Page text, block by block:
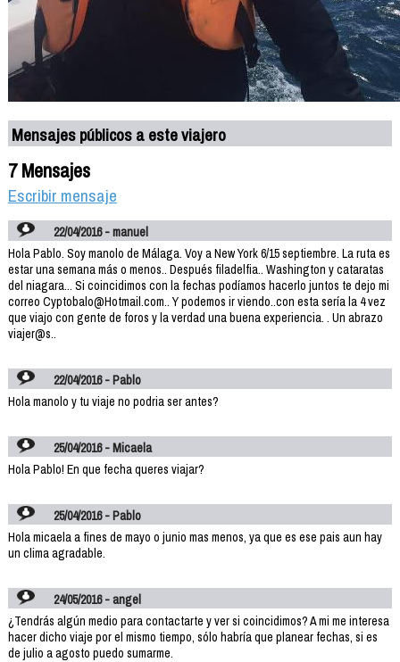
Mensajes públicos a este viajero
7 Mensajes
Escribir mensaje
22/04/2016 - manuel
Hola Pablo. Soy manolo de Málaga. Voy a New York 6/15 septiembre. La ruta es
estar una semana más o menos.. Después filadelfia.. Washington y cataratas
del niagara... Si coincidimos con la fechas podíamos hacerlo juntos te dejo mi
correo Cyptobalo@Hotmail.com.. Y podemos ir viendo..con esta sería la 4 vez
que viajo con gente de foros y la verdad una buena experiencia. . Un abrazo
viajer@s..
22/04/2016 - Pablo
Hola manolo y tu viaje no podria ser antes?
25/04/2016 - Micaela
Hola Pablo! En que fecha queres viajar?
25/04/2016 - Pablo
Hola micaela a fines de mayo o junio mas menos, ya que es ese pais aun hay
un clima agradable.
24/05/2016 - angel
¿Tendrás algún medio para contactarte y ver si coincidimos? A mi me interesa
hacer dicho viaje por el mismo tiempo, sólo habría que planear fechas, si es
de julio a agosto puedo sumarme.